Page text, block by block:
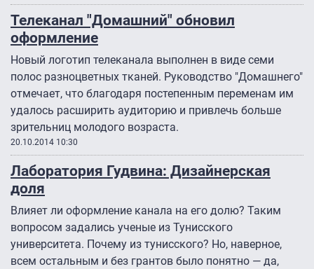
Телеканал "Домашний" обновил
оформление
Новый логотип телеканала выполнен в виде семи
полос разноцветных тканей. Руководство "Домашнего"
отмечает, что благодаря постепенным переменам им
удалось расширить аудиторию и привлечь больше
зрительниц молодого возраста.
20.10.2014 10:30
Лаборатория Гудвина: Дизайнерская
доля
Влияет ли оформление канала на его долю? Таким
вопросом задались ученые из Тунисского
университета. Почему из тунисского? Но, наверное,
всем остальным и без грантов было понятно — да,